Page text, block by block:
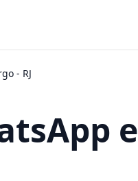
- RJ